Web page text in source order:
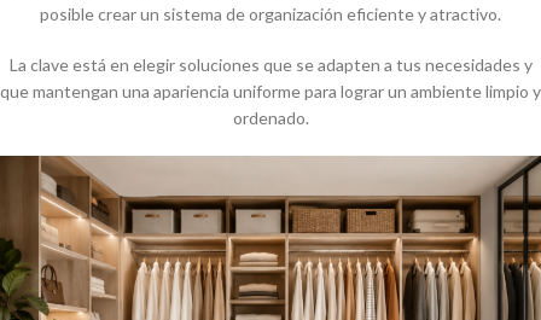
posible crear un sistema de organización eficiente y atractivo.
La clave está en elegir soluciones que se adapten a tus necesidades y
que mantengan una apariencia uniforme para lograr un ambiente limpio y
ordenado.